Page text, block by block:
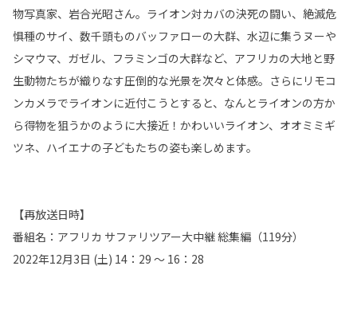
物写真家、岩合光昭さん。ライオン対カバの決死の闘い、絶滅危
惧種のサイ、数千頭ものバッファローの大群、水辺に集うヌーや
シマウマ、ガゼル、フラミンゴの大群など、アフリカの大地と野
生動物たちが織りなす圧倒的な光景を次々と体感。さらにリモコ
ンカメラでライオンに近付こうとすると、なんとライオンの方か
ら得物を狙うかのように大接近！かわいいライオン、オオミミギ
ツネ、ハイエナの子どもたちの姿も楽しめます。
【再放送日時】
番組名：アフリカ サファリツアー大中継 総集編（119分）
2022年12月3日 (土) 14：29 ～ 16：28